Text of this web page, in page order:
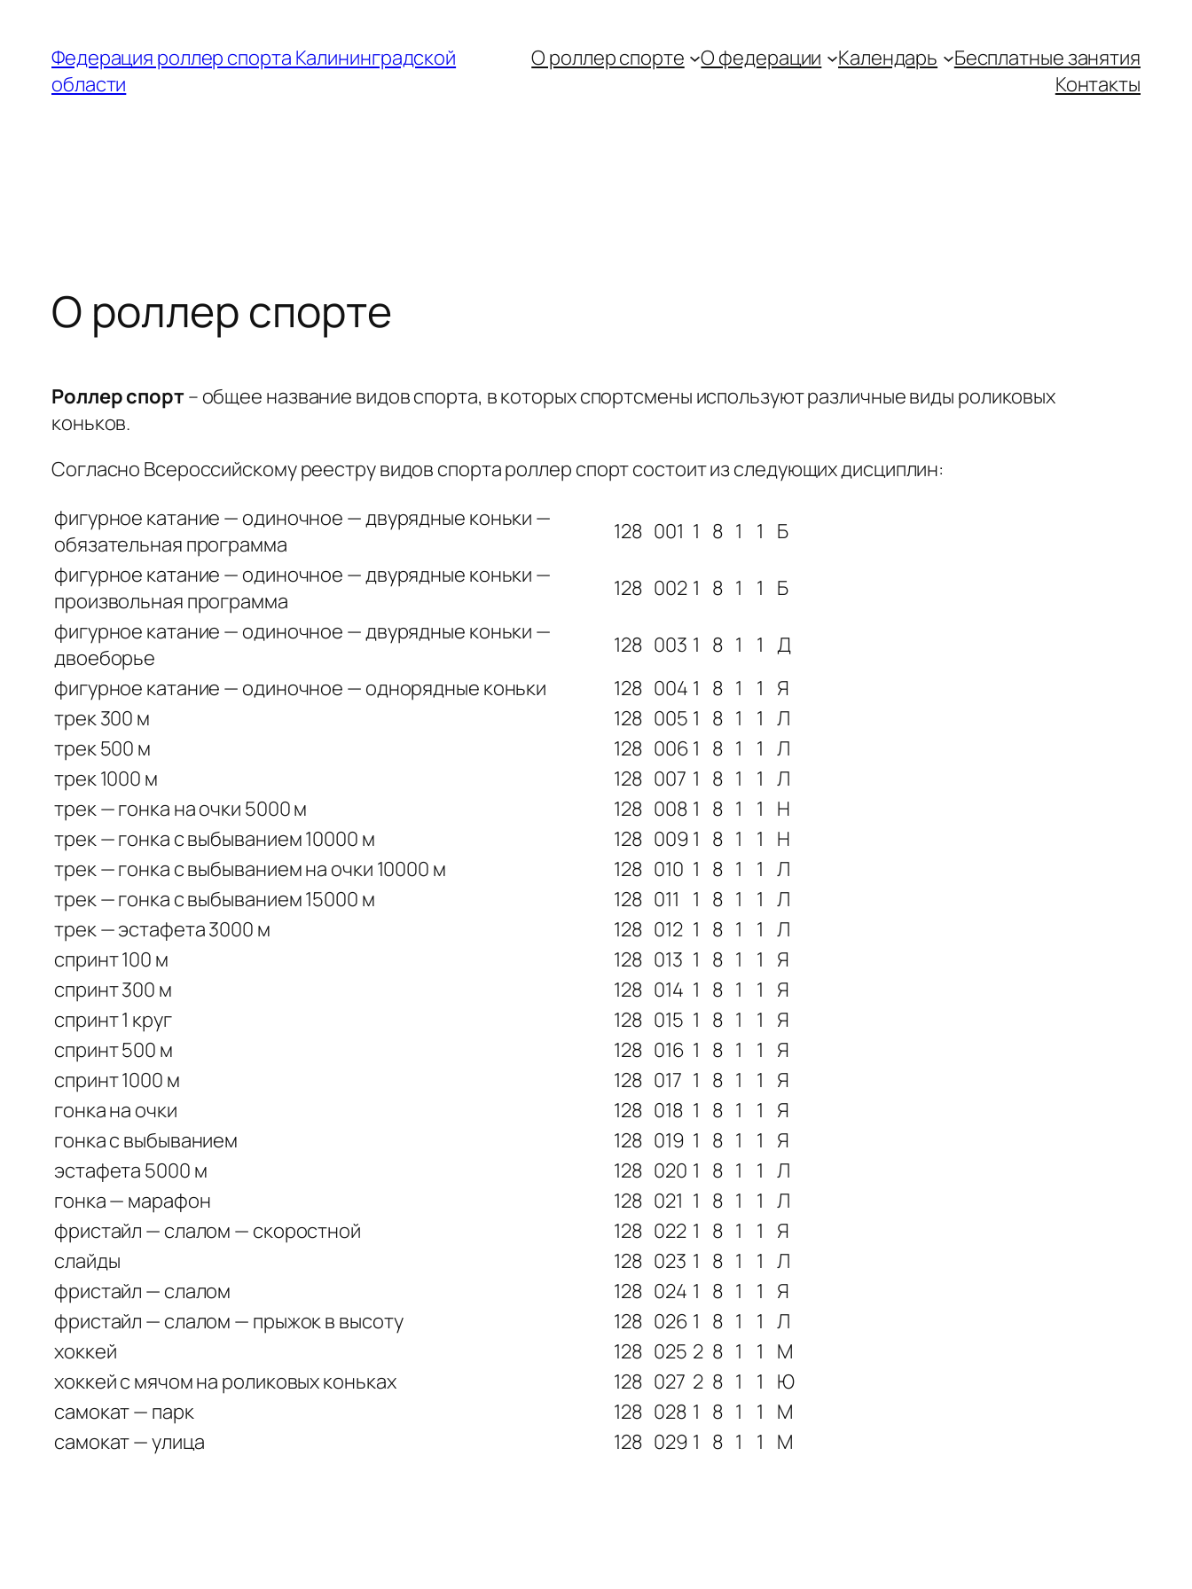
содержимому
Федерация роллер спорта Калининградской
области
О роллер спорте О федерации Календарь
Бесплатные занятия
Контакты
О роллер спорте
Роллер спорт– общее название видов спорта, в которых спортсмены используют различные виды роликовых
коньков.
Согласно Всероссийскому реестру видов спорта роллер спорт состоит из следующих дисциплин:
фигурное катание — одиночное — двурядные коньки —
обязательная программа
128 001 1 8 1 1 Б
фигурное катание — одиночное — двурядные коньки —
произвольная программа
128 002 1 8 1 1 Б
фигурное катание — одиночное — двурядные коньки —
двоеборье
128 003 1 8 1 1 Д
фигурное катание — одиночное — однорядные коньки
128 004 1 8 1 1 Я
трек 300 м
128 005 1 8 1 1 Л
трек 500 м
128 006 1 8 1 1 Л
трек 1000 м
128 007 1 8 1 1 Л
трек — гонка на очки 5000 м
128 008 1 8 1 1 Н
трек — гонка с выбыванием 10000 м
128 009 1 8 1 1 Н
трек — гонка с выбыванием на очки 10000 м
128 010 1 8 1 1 Л
трек — гонка с выбыванием 15000 м
128 011 1 8 1 1 Л
трек — эстафета 3000 м
128 012 1 8 1 1 Л
спринт 100 м
128 013 1 8 1 1 Я
спринт 300 м
128 014 1 8 1 1 Я
спринт 1 круг
128 015 1 8 1 1 Я
спринт 500 м
128 016 1 8 1 1 Я
спринт 1000 м
128 017 1 8 1 1 Я
гонка на очки
128 018 1 8 1 1 Я
гонка с выбыванием
128 019 1 8 1 1 Я
эстафета 5000 м
128 020 1 8 1 1 Л
гонка — марафон
128 021 1 8 1 1 Л
фристайл — слалом — скоростной
128 022 1 8 1 1 Я
слайды
128 023 1 8 1 1 Л
фристайл — слалом
128 024 1 8 1 1 Я
фристайл — слалом — прыжок в высоту
128 026 1 8 1 1 Л
хоккей
128 025 2 8 1 1 М
хоккей с мячом на роликовых коньках
128 027 2 8 1 1 Ю
самокат — парк
128 028 1 8 1 1 М
самокат — улица
128 029 1 8 1 1 М